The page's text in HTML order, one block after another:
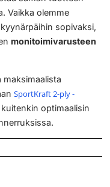
Vaikka olemme
sopivaksi,
monitoimivarusteen
maksimaalista
SportKraft 2-ply -
optimaalisin